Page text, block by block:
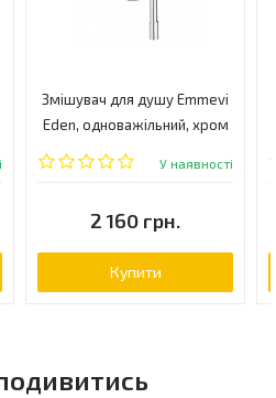
Змішувач для душу Emmevi
Eden, одноважільний, хром
(CR71009)
У наявності
2 160 грн.
Купити